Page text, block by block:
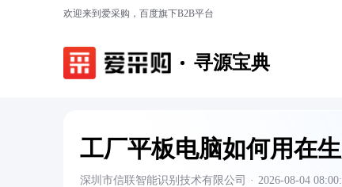
欢迎来到爱采购，百度旗下B2B平台
寻源宝典
工厂平板电脑如何用在
深圳市信联智能识别技术有限公司 · 2026-08-04